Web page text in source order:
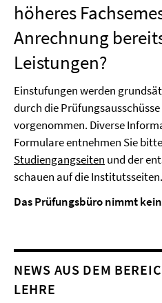
höheres
Anrechnung
Leistungen?
Einstufungen werden
durch die
vorgenommen. Diverse
Formulare entnehmen Sie
Studiengangseiten und der
schauen auf die Institutsseiten.
Das Prüfungsbüro nimmt
NEWS AUS DEM
LEHRE